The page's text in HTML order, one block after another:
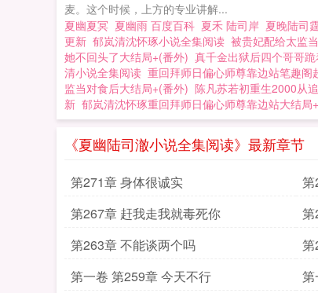
麦。这个时候，上方的专业讲解...
夏幽夏冥 夏幽雨 百度百科 夏禾 陆司岸 夏晚陆司
更新 郁岚清沈怀琢小说全集阅读 被贵妃配给太监
她不回头了大结局+(番外) 真千金出狱后四个哥哥
清小说全集阅读 重回拜师日偏心师尊靠边站笔趣阁
监当对食后大结局+(番外) 陈凡苏若初重生2000从
新 郁岚清沈怀琢重回拜师日偏心师尊靠边站大结局
《夏幽陆司澈小说全集阅读》最新章节
第271章 身体很诚实 第
第267章 赶我走我就毒死你
第
第263章 不能谈两个吗
第
第一卷 第259章 今天不行
第